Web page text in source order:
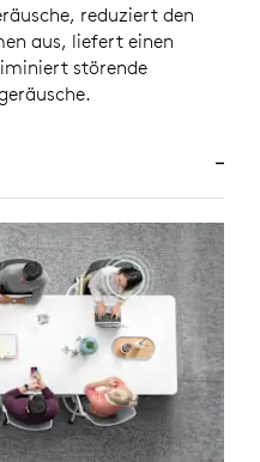
reduziert den
aus, liefert einen
störende